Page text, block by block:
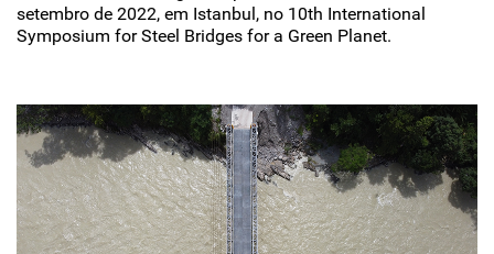
setembro de 2022, em Istanbul, no 10th International
Symposium for Steel Bridges for a Green Planet.